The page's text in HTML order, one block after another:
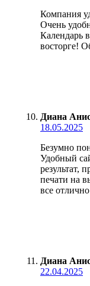
Компания
Очень
Календарь
восторге!
Диана
18.05.2025
Безумно
Удобный
результат,
печати на
все
Диана
22.04.2025